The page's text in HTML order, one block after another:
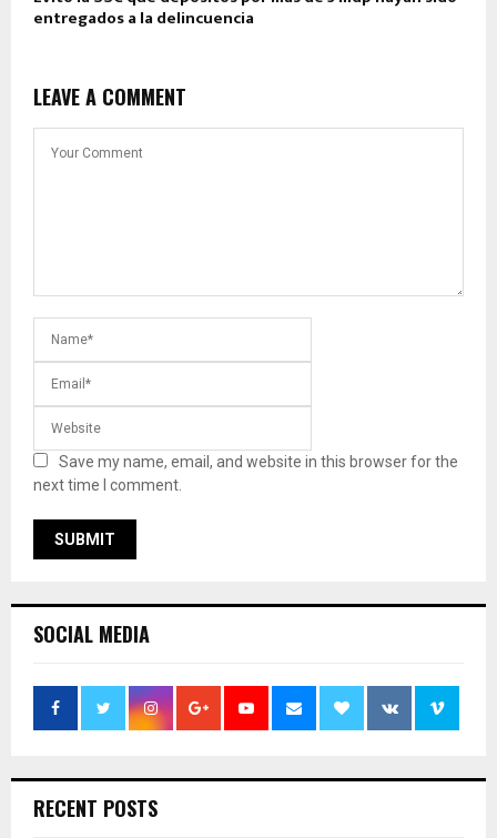
entregados a la delincuencia
LEAVE A COMMENT
Save my name, email, and website in this browser for the
next time I comment.
SOCIAL MEDIA
RECENT POSTS